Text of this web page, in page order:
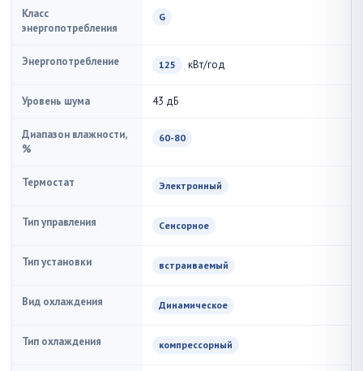
Класс
энергопотребления
G
Энергопотребление 125 кВт/год
Уровень шума 43 дБ
Диапазон влажности,
%
60-80
Термостат Электронный
Тип управления Сенсорное
Тип установки встраиваемый
Вид охлаждения Динамическое
Тип охлаждения компрессорный